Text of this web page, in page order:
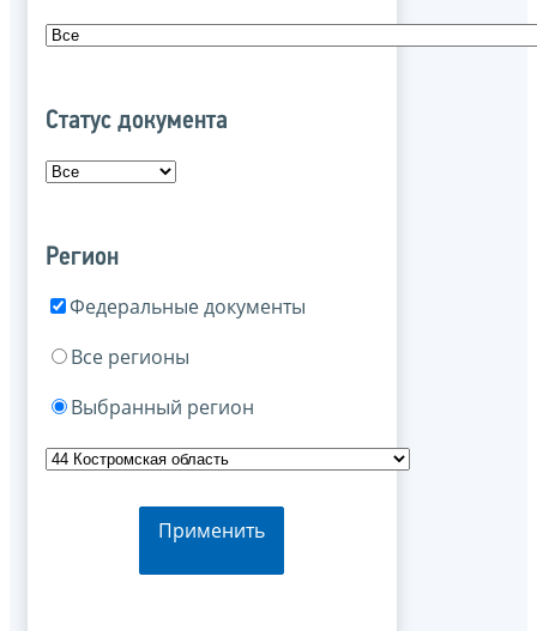
Статус документа
Регион
Федеральные документы
Все регионы
Выбранный регион
Применить